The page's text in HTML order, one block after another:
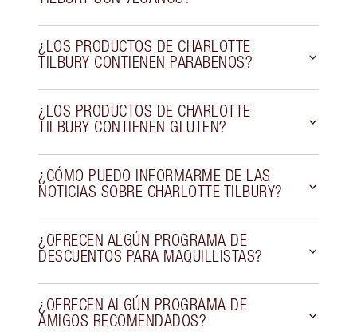
¿LOS PRODUCTOS DE CHARLOTTE
TILBURY CONTIENEN PARABENOS?
¿LOS PRODUCTOS DE CHARLOTTE
TILBURY CONTIENEN GLUTEN?
¿CÓMO PUEDO INFORMARME DE LAS
NOTICIAS SOBRE CHARLOTTE TILBURY?
¿OFRECEN ALGÚN PROGRAMA DE
DESCUENTOS PARA MAQUILLISTAS?
¿OFRECEN ALGÚN PROGRAMA DE
AMIGOS RECOMENDADOS?